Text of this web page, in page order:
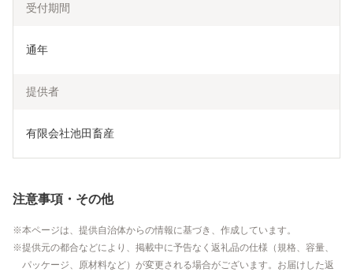
受付期間
通年
提供者
有限会社池田畜産
注意事項・その他
本ページは、提供自治体からの情報に基づき、作成しています。
提供元の都合などにより、掲載中に予告なく返礼品の仕様（規格、容量、
パッケージ、原材料など）が変更される場合がございます。お届けした返